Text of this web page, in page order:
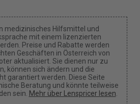
medizinisches Hilfsmittel und
mit einem lizenzierten
Preise und Rabatte werden
Geschäften in Österreich von
aktualisiert. Sie dienen nur zu
können sich ändern und die
garantiert werden. Diese Seite
Beratung und könnte teilweise
sein. Mehr über Lenspricer lesen.